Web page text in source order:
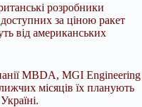
розробники
за ціною ракет
від американських
MBDA, MGI Engineering
місяців їх планують